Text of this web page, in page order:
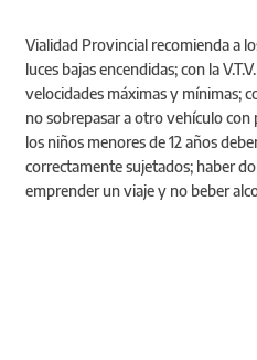
Vialidad Provincial recomienda a
luces bajas encendidas; con la
velocidades máximas y mínimas;
no sobrepasar a otro vehículo con
los niños menores de 12 años
correctamente sujetados; haber
emprender un viaje y no beber